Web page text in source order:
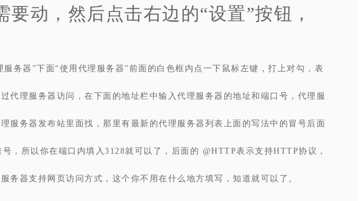
要动，然后点击右边的“设置”按钮，
服务器”下面“使用代理服务器”前面的白色框内点一下鼠标左键，打上对勾，表
代理服务器访问，在下面的地址栏中输入代理服务器的地址和端口号，代理服
服务器发布站里面找，那里有最新的代理服务器列表上面的写法中的冒号后面
，所以你在端口内填入3128就可以了，后面的 @HTTP表示支持HTTP协议，
务器支持网页访问方式，这个你不用在什么地方填写，知道就可以了。